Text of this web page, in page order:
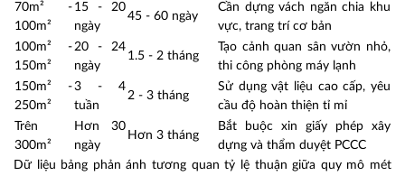
70m² -
100m²
15 - 20
ngày
45 - 60 ngày
Cần dựng vách ngăn chia khu
vực, trang trí cơ bản
100m² -
150m²
20 - 24
ngày
1.5 - 2 tháng
Tạo cảnh quan sân vườn nhỏ,
thi công phòng máy lạnh
150m² -
250m²
3 - 4
tuần
2 - 3 tháng
Sử dụng vật liệu cao cấp, yêu
cầu độ hoàn thiện tỉ mỉ
Trên
300m²
Hơn 30
ngày
Hơn 3 tháng
Bắt buộc xin giấy phép xây
dựng và thẩm duyệt PCCC
Dữ liệu bảng phản ánh tương quan tỷ lệ thuận giữa quy mô mét